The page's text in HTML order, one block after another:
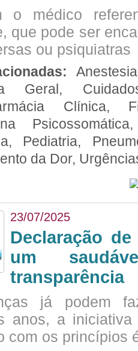
o médico
que pode ser
ou psiquiatras
Geral,
Clínica,
Pediatria,
da Dor,
23/07/2025
Declaração
um
transparência
já podem
anos, a
com os princípios